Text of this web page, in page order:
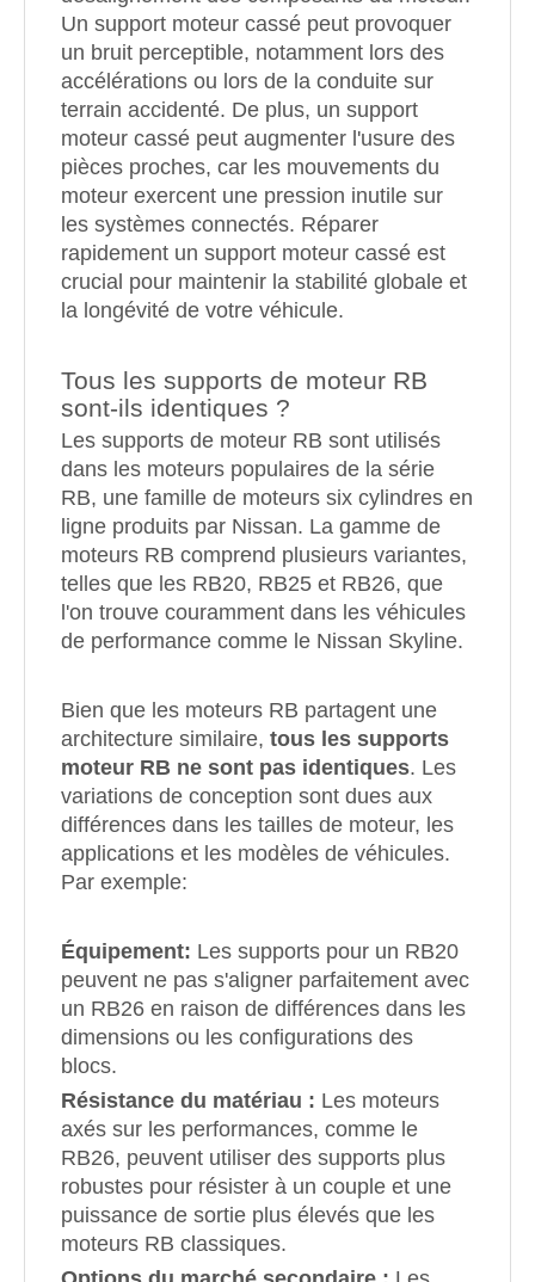
Un support moteur cassé peut provoquer
un bruit perceptible, notamment lors des
accélérations ou lors de la conduite sur
terrain accidenté. De plus, un support
moteur cassé peut augmenter l'usure des
pièces proches, car les mouvements du
moteur exercent une pression inutile sur
les systèmes connectés. Réparer
rapidement un support moteur cassé est
crucial pour maintenir la stabilité globale et
la longévité de votre véhicule.
Tous les supports de moteur RB
sont-ils identiques ?
Les supports de moteur RB sont utilisés
dans les moteurs populaires de la série
RB, une famille de moteurs six cylindres en
ligne produits par Nissan. La gamme de
moteurs RB comprend plusieurs variantes,
telles que les RB20, RB25 et RB26, que
l'on trouve couramment dans les véhicules
de performance comme le Nissan Skyline.
Bien que les moteurs RB partagent une
architecture similaire, tous les supports
moteur RB ne sont pas identiques. Les
variations de conception sont dues aux
différences dans les tailles de moteur, les
applications et les modèles de véhicules.
Par exemple:
Équipement: Les supports pour un RB20
peuvent ne pas s'aligner parfaitement avec
un RB26 en raison de différences dans les
dimensions ou les configurations des
blocs.
Résistance du matériau : Les moteurs
axés sur les performances, comme le
RB26, peuvent utiliser des supports plus
robustes pour résister à un couple et une
puissance de sortie plus élevés que les
moteurs RB classiques.